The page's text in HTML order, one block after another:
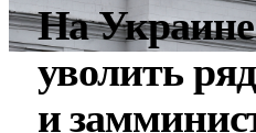
На
уволить
и